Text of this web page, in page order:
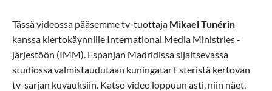
Tässä videossa pääsemme tv-tuottaja Mikael Tunérin
kanssa kiertokäynnille International Media Ministries -
järjestöön (IMM). Espanjan Madridissa sijaitsevassa
studiossa valmistaudutaan kuningatar Esteristä kertovan
tv-sarjan kuvauksiin. Katso video loppuun asti, niin näet,